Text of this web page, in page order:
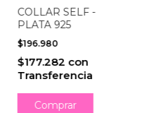
COLLAR SELF -
PLATA 925
$196.980
$177.282 con
Transferencia
Comprar